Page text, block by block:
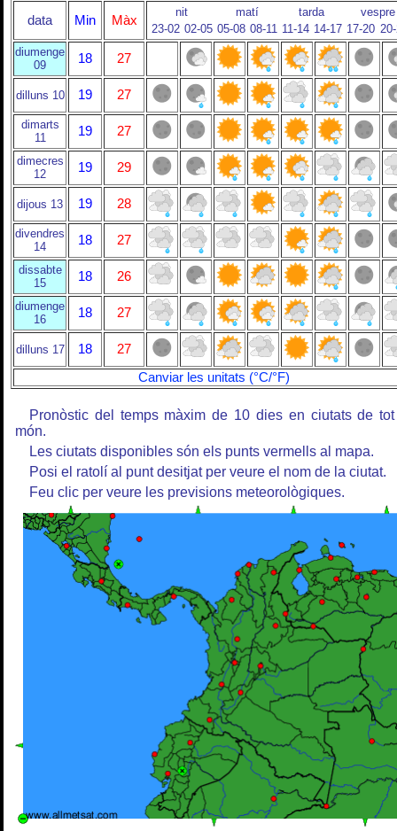
data Min Màx
nit matí tarda
vespre
23-02 02-05 05-08 08-11 11-14 14-17 17-20
diumenge
09
18 27
dilluns 10 19 27
dimarts
11
19 27
dimecres
12
19 29
dijous 13 19 28
divendres
14
18 27
dissabte
15
18 26
diumenge
16
18 27
dilluns 17 18
27
Canviar les unitats (°C/°F)
Pronòstic del temps màxim de 10 dies en ciutats de
món.
Les ciutats disponibles són els punts vermells al mapa.
Posi el ratolí al punt desitjat per veure el nom de la ciutat.
Feu clic per veure les previsions meteorològiques.